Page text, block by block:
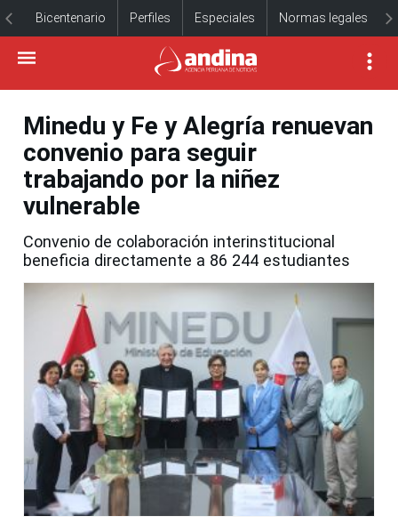
Bicentenario Perfiles Especiales Normas legales
Minedu y Fe y Alegría renuevan
convenio para seguir
trabajando por la niñez
vulnerable
Convenio de colaboración interinstitucional
beneficia directamente a 86 244 estudiantes